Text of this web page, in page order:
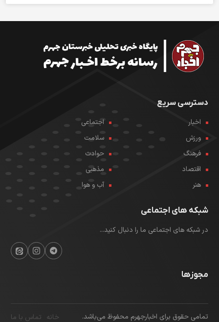
دسترسی سریع
اخبار
اجتماعی
ورزش
سلامت
فرهنگ
حوادث
اقتصاد
مذهبی
هنر
آب و هوا
شبکه های اجتماعی
در شبکه های اجتماعی ما را دنبال کنید...
مجوزها
تمامی حقوق برای اخبارجهرم محفوظ می‌باشد. خانه تماس با ما